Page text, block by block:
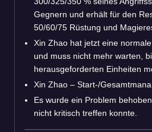
Gegnern und erhält für den
50/60/75 Rüstung und
Xin Zhao hat jetzt eine
und muss nicht mehr warten,
herausgeforderten Einheiten
Xin Zhao – Start-/
Es wurde ein Problem
nicht kritisch treffen konnte.